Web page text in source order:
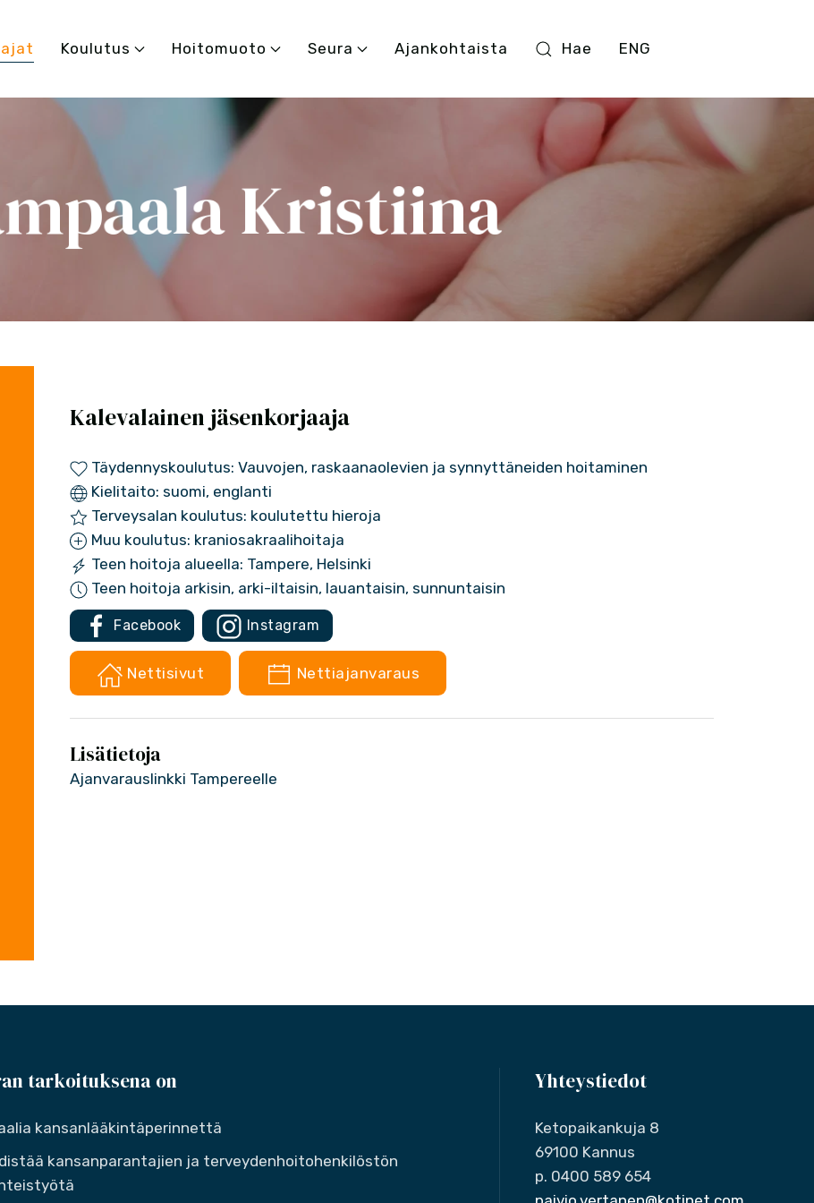
Koulutus Hoitomuoto Seura Ajankohtaista Hae ENG
Kristiina
Kalevalainen jäsenkorjaaja
Täydennyskoulutus: Vauvojen, raskaanaolevien ja synnyttäneiden hoitaminen
Kielitaito: suomi, englanti
Terveysalan koulutus: koulutettu hieroja
Muu koulutus: kraniosakraalihoitaja
Teen hoitoja alueella: Tampere, Helsinki
Teen hoitoja arkisin, arki-iltaisin, lauantaisin, sunnuntaisin
Facebook Instagram
Nettisivut Nettiajanvaraus
Lisätietoja
Ajanvarauslinkki Tampereelle
tarkoituksena on
kansanlääkintäperinnettä
kansanparantajien ja terveydenhoitohenkilöstön
Yhteystiedot
Ketopaikankuja 8
69100 Kannus
p. 0400 589 654